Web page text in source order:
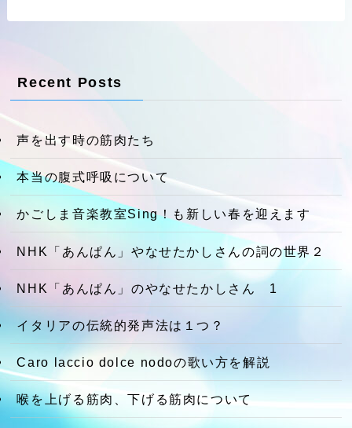
Recent Posts
声を出す時の筋肉たち
本当の腹式呼吸について
かごしま音楽教室Sing！も新しい春を迎えます
NHK「あんぱん」やなせたかしさんの詞の世界２
NHK「あんぱん」のやなせたかしさん 1
イタリアの伝統的発声法は１つ？
Caro laccio dolce nodoの歌い方を解説
喉を上げる筋肉、下げる筋肉について